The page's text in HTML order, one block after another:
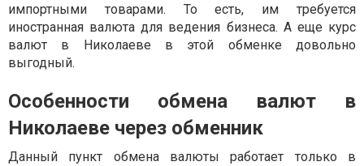
импортными товарами. То есть, им требуется
иностранная валюта для ведения бизнеса. А еще курс
валют в Николаеве в этой обменке довольно
выгодный.
Особенности обмена валют в
Николаеве через обменник
Данный пункт обмена валюты работает только в